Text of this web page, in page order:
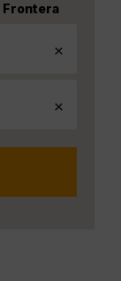
Frontera